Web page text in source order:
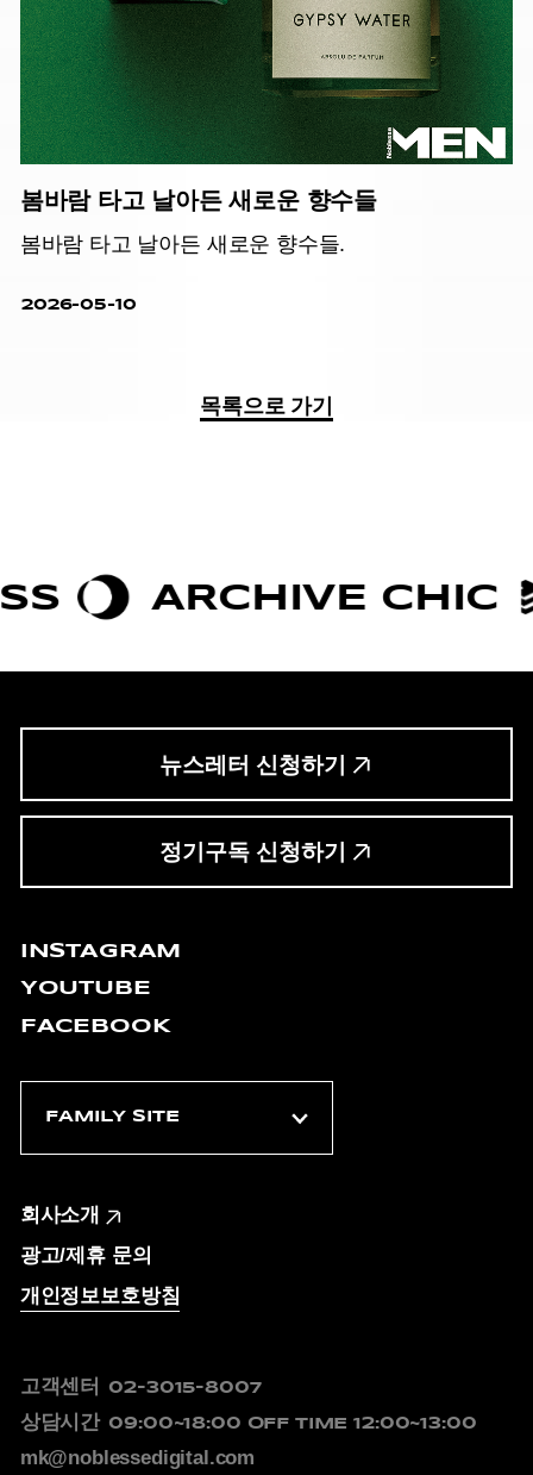
봄바람 타고 날아든 새로운 향수들
봄바람 타고 날아든 새로운 향수들.
2026-05-10
목록으로 가기
CHIC
뉴스레터 신청하기
정기구독 신청하기
INSTAGRAM
YOUTUBE
FACEBOOK
회사소개
광고/제휴 문의
개인정보보호방침
고객센터 02-3015-8007
상담시간 09:00~18:00 OFF TIME 12:00~13:00
mk@noblessedigital.com